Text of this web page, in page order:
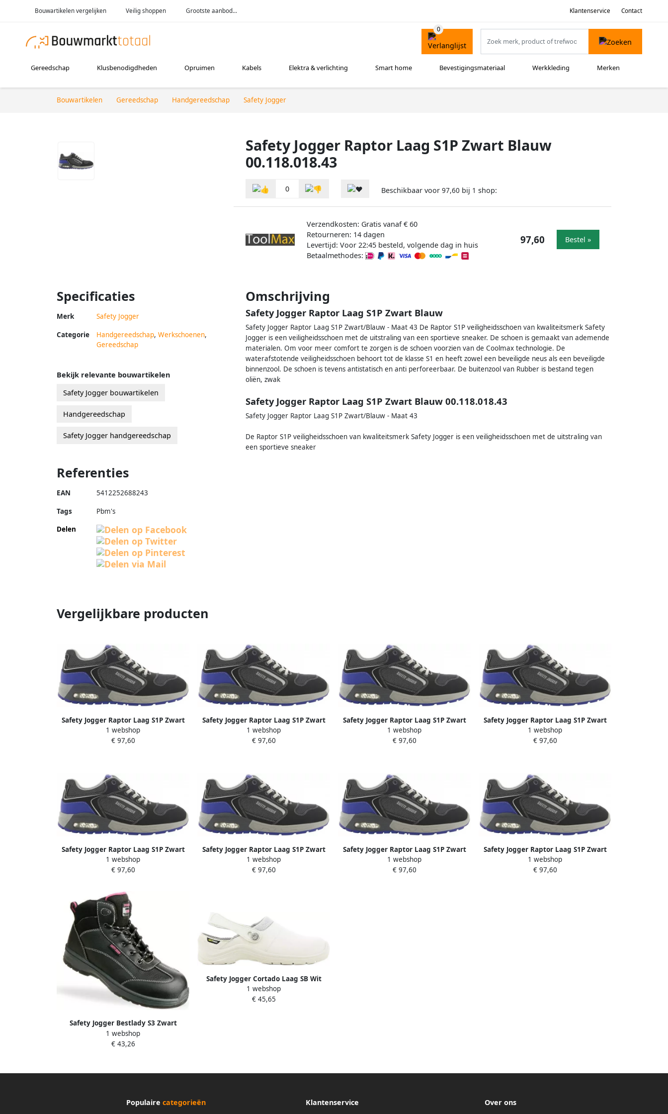
Bouwartikelen vergelijken Veilig shoppen Grootste aanbod... Klantenservice Contact
Gereedschap Klusbenodigdheden Opruimen Kabels Elektra & verlichting Smart home Bevestigingsmateriaal Werkkleding Merken
Bouwartikelen Gereedschap Handgereedschap Safety Jogger
Safety Jogger Raptor Laag S1P Zwart Blauw
00.118.018.43
0 Beschikbaar voor 97,60 bij 1 shop:
Verzendkosten: Gratis vanaf € 60
Retourneren: 14 dagen
Levertijd: Voor 22:45 besteld, volgende dag in huis
Betaalmethodes:
97,60 Bestel »
Specificaties
Merk Safety Jogger
Categorie Handgereedschap, Werkschoenen,
Gereedschap
Omschrijving
Safety Jogger Raptor Laag S1P Zwart Blauw
Safety Jogger Raptor Laag S1P Zwart/Blauw - Maat 43 De Raptor S1P veiligheidsschoen van kwaliteitsmerk Safety
Jogger is een veiligheidsschoen met de uitstraling van een sportieve sneaker. De schoen is gemaakt van ademende
materialen. Om voor meer comfort te zorgen is de schoen voorzien van de Coolmax technologie. De
waterafstotende veiligheidsschoen behoort tot de klasse S1 en heeft zowel een beveiligde neus als een beveiligde
binnenzool. De schoen is tevens antistatisch en anti perforeerbaar. De buitenzool van Rubber is bestand tegen
oliën, zwak
Safety Jogger Raptor Laag S1P Zwart Blauw 00.118.018.43
Safety Jogger Raptor Laag S1P Zwart/Blauw - Maat 43
De Raptor S1P veiligheidsschoen van kwaliteitsmerk Safety Jogger is een veiligheidsschoen met de uitstraling van
een sportieve sneaker
Bekijk relevante bouwartikelen
Safety Jogger bouwartikelen
Handgereedschap
Safety Jogger handgereedschap
Referenties
EAN 5412252688243
Tags
Pbm's
Delen
Vergelijkbare producten
Safety Jogger Raptor Laag S1P Zwart
Blauw 00.118.018.45
1 webshop
€ 97,60
Safety Jogger Raptor Laag S1P Zwart
Blauw 00.118.018.38
1 webshop
€ 97,60
Safety Jogger Raptor Laag S1P Zwart
Blauw 00.118.018.46
1 webshop
€ 97,60
Safety Jogger Raptor Laag S1P Zwart
Blauw 00.118.018.42
1 webshop
€ 97,60
Safety Jogger Raptor Laag S1P Zwart
Blauw 00.118.018.41
1 webshop
€ 97,60
Safety Jogger Raptor Laag S1P Zwart
Blauw 00.118.018.39
1 webshop
€ 97,60
Safety Jogger Raptor Laag S1P Zwart
Blauw 00.118.018.44
1 webshop
€ 97,60
Safety Jogger Raptor Laag S1P Zwart
Blauw 00.118.018.47
1 webshop
€ 97,60
Safety Jogger Bestlady S3 Zwart
11.118.028.36
1 webshop
€ 43,26
Safety Jogger Cortado Laag SB Wit
00.118.057.46
1 webshop
€ 45,65
Populaire categorieën Klantenservice Over ons